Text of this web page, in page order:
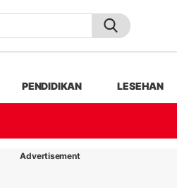
PENDIDIKAN LESEHAN
Advertisement